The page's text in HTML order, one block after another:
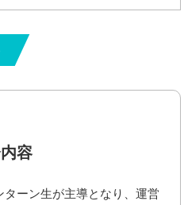
容
ーン生が主導となり、運営